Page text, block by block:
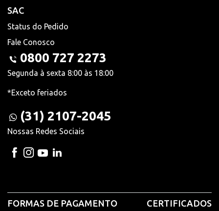
SAC
Status do Pedido
Fale Conosco
0800 727 2273
Segunda à sexta 8:00 às 18:00
*Exceto feriados
(31) 2107-2045
Nossas Redes Sociais
FORMAS DE PAGAMENTO CERTIFICADOS